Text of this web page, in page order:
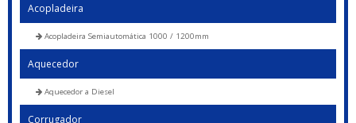
Acopladeira
Acopladeira Semiautomática 1000 / 1200mm
Aquecedor
Aquecedor a Diesel
Corrugador